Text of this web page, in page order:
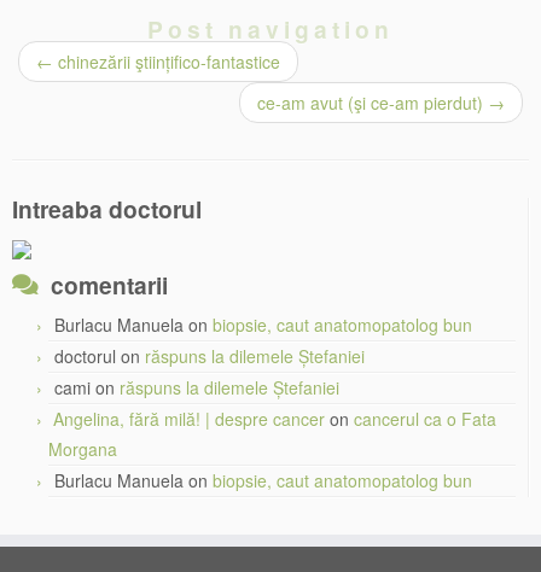
Post navigation
← chinezării ştiințifico-fantastice
ce-am avut (şi ce-am pierdut) →
Intreaba doctorul
comentarii
Burlacu Manuela on biopsie, caut anatomopatolog bun
doctorul on răspuns la dilemele Ștefaniei
cami on răspuns la dilemele Ștefaniei
Angelina, fără milă! | despre cancer on cancerul ca o Fata
Morgana
Burlacu Manuela on biopsie, caut anatomopatolog bun